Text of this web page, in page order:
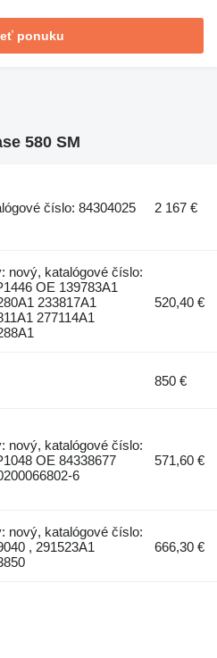
ponuku
580 SM
číslo: 84304025 2 167 €
nový, katalógové číslo:
OE 139783A1
233817A1
277114A1
520,40 €
850 €
nový, katalógové číslo:
OE 84338677
6
571,60 €
nový, katalógové číslo:
, 291523A1
666,30 €